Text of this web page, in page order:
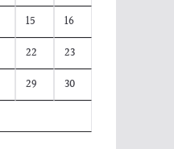
15
16
22
23
29
30